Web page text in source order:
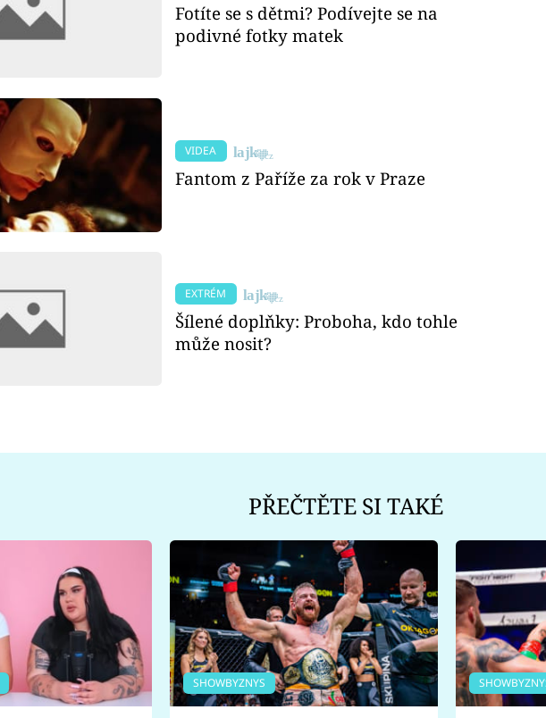
Fotíte se s dětmi? Podívejte se na
podivné fotky matek
VIDEA
Fantom z Paříže za rok v Praze
EXTRÉM
Šílené doplňky: Proboha, kdo tohle
může nosit?
PŘEČTĚTE SI TAKÉ
SHOWBYZNYS